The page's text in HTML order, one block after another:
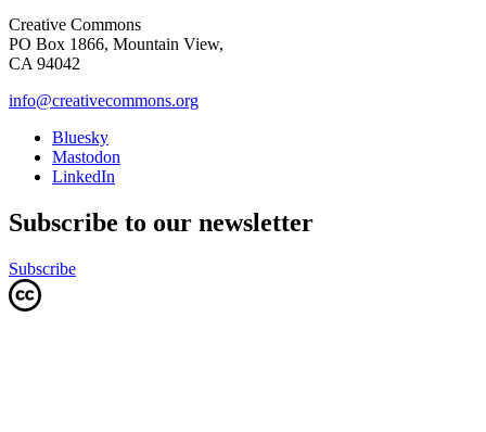
Creative Commons
PO Box 1866, Mountain View,
CA 94042
info@creativecommons.org
Bluesky
Mastodon
LinkedIn
Subscribe to our newsletter
Subscribe